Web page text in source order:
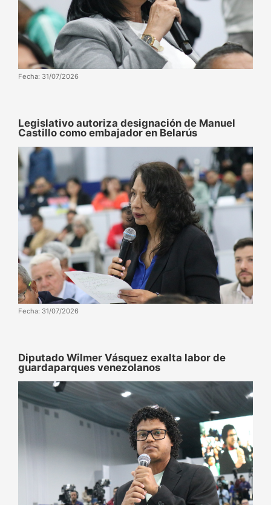
Fecha: 31/07/2026
‌‎Legislativo autoriza designación de Manuel
Castillo como embajador en Belarús
Fecha: 31/07/2026
Diputado Wilmer Vásquez exalta labor de
guardaparques venezolanos